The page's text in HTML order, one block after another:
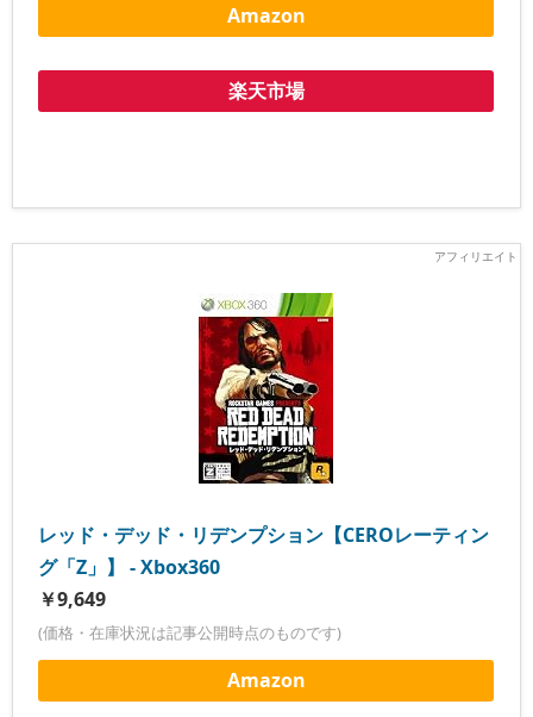
Amazon
楽天市場
レッド・デッド・リデンプション【CEROレーティン
グ「Z」】 - Xbox360
￥9,649
(価格・在庫状況は記事公開時点のものです)
Amazon